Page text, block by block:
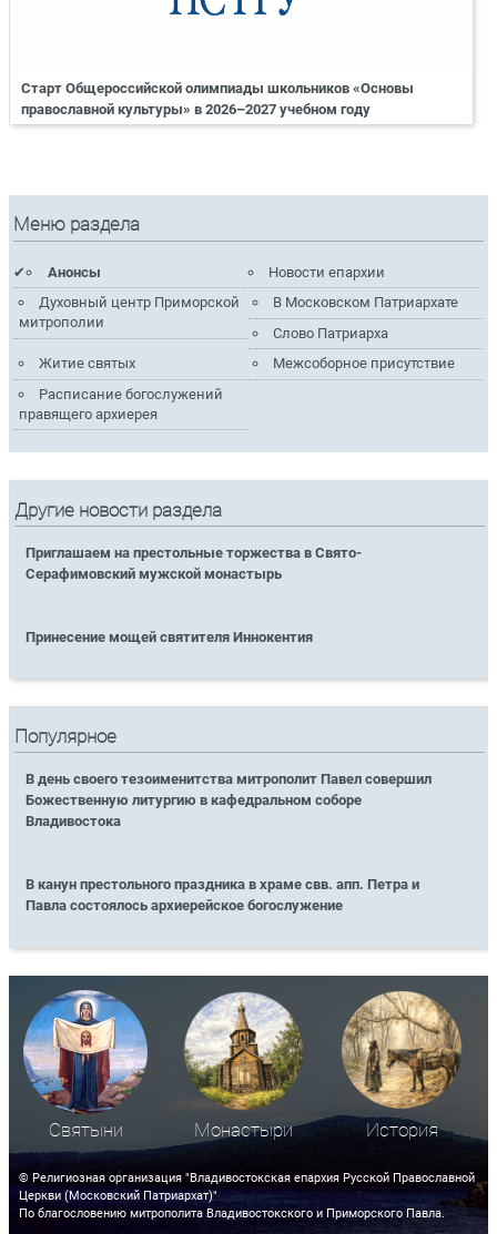
Старт Общероссийской олимпиады школьников «Основы
православной культуры» в 2026–2027 учебном году
Меню раздела
Анонсы
Новости епархии
Духовный центр Приморской
митрополии
В Московском Патриархате
Слово Патриарха
Житие святых
Межсоборное присутствие
Расписание богослужений
правящего архиерея
Другие новости раздела
Приглашаем на престольные торжества в Свято-
Серафимовский мужской монастырь
Принесение мощей святителя Иннокентия
Популярное
В день своего тезоименитства митрополит Павел совершил
Божественную литургию в кафедральном соборе
Владивостока
В канун престольного праздника в храме свв. апп. Петра и
Павла состоялось архиерейское богослужение
Святыни Монастыри История
© Религиозная организация "Владивостокская епархия Русской Православной
Церкви (Московский Патриархат)"
По благословению митрополита Владивостокского и Приморского Павла.